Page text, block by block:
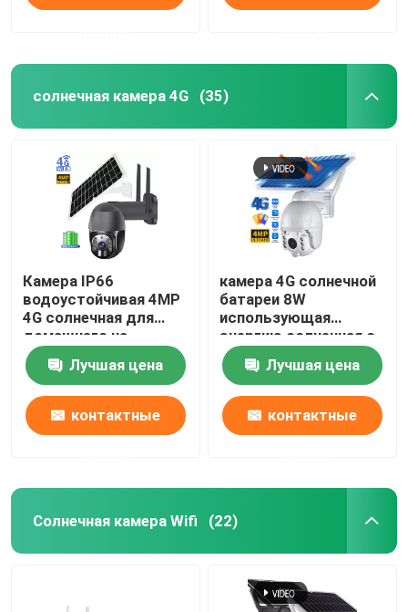
солнечная камера 4G (35)
Камера IP66
водоустойчивая 4MP
4G солнечная для
домашнего на
открытом воздухе
наблюденияЛучшая цена
контактные
камера 4G солнечной
батареи 8W
использующая
энергию солнечная с
сиреной обнаружения
движенияЛучшая цена
контактные
Солнечная камера Wifi (22)